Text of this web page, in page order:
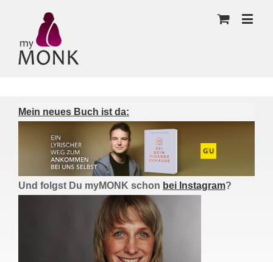
Mein neues Buch ist da:
Und folgst Du myMONK schon bei Instagram?